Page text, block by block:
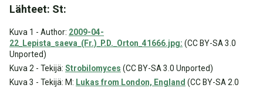
Lähteet: St:
Kuva 1 - Author: 2009-04-
22_Lepista_saeva_(Fr.)_P.D._Orton_41666.jpg: (CC BY-SA 3.0
Unported)
Kuva 2 - Tekijä: Strobilomyces (CC BY-SA 3.0 Unported)
Kuva 3 - Tekijä: M: Lukas from London, England (CC BY-SA 2.0